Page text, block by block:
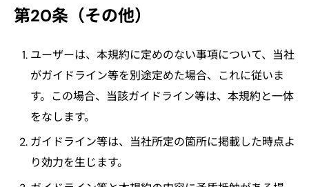
第20条（その他）
ユーザーは、本規約に定めのない事項について、当社
がガイドライン等を別途定めた場合、これに従いま
す。この場合、当該ガイドライン等は、本規約と一体
をなします。
ガイドライン等は、当社所定の箇所に掲載した時点よ
り効力を生じます。